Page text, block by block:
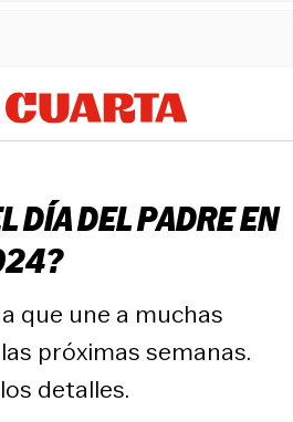
DÍA DEL PADRE EN
que une a muchas
próximas semanas.
detalles.